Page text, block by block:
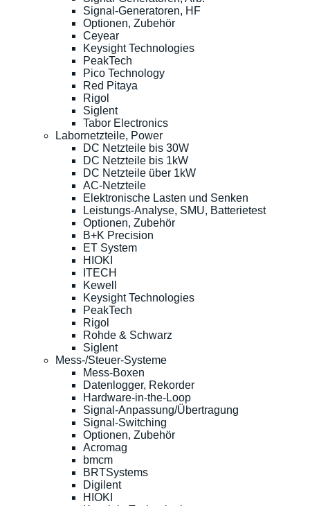
Signal-Generatoren, HF
Optionen, Zubehör
Ceyear
Keysight Technologies
PeakTech
Pico Technology
Red Pitaya
Rigol
Siglent
Tabor Electronics
Labornetzteile, Power
DC Netzteile bis 30W
DC Netzteile bis 1kW
DC Netzteile über 1kW
AC-Netzteile
Elektronische Lasten und Senken
Leistungs-Analyse, SMU, Batterietest
Optionen, Zubehör
B+K Precision
ET System
HIOKI
ITECH
Kewell
Keysight Technologies
PeakTech
Rigol
Rohde & Schwarz
Siglent
Mess-/Steuer-Systeme
Mess-Boxen
Datenlogger, Rekorder
Hardware-in-the-Loop
Signal-Anpassung/Übertragung
Signal-Switching
Optionen, Zubehör
Acromag
bmcm
BRTSystems
Digilent
HIOKI